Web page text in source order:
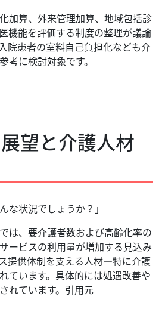
加算、外来管理加算、地域包括診
機能を評価する制度の整理が議論
院患者の室料自己負担化なども介
考に検討対象です。
望と介護人材
な状況でしょうか？」
は、要介護者数および高齢化率の
ービスの利用量が増加する見込み
提供体制を支える人材—特に介護
ています。具体的には処遇改善や
れています。引用元